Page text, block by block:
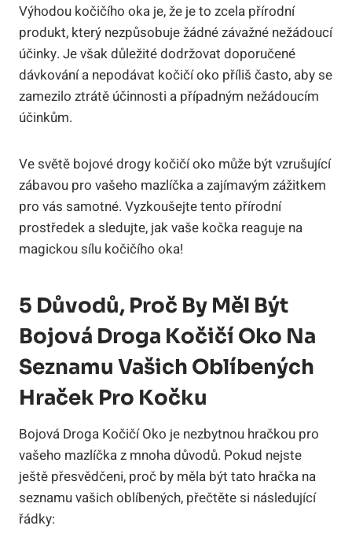
Výhodou kočičího oka je, že je to zcela přírodní
produkt, který nezpůsobuje žádné závažné nežádoucí
účinky. Je však důležité dodržovat doporučené
dávkování a nepodávat kočičí oko příliš často, aby se
zamezilo ztrátě účinnosti a případným nežádoucím
účinkům.
Ve světě bojové drogy kočičí oko může být vzrušující
zábavou pro vašeho mazlíčka a zajímavým zážitkem
pro vás samotné. Vyzkoušejte tento přírodní
prostředek a sledujte, jak vaše kočka reaguje na
magickou sílu kočičího oka!
5 Důvodů, Proč By Měl Být
Bojová Droga Kočičí Oko Na
Seznamu Vašich Oblíbených
Hraček Pro Kočku
Bojová Droga Kočičí Oko je nezbytnou hračkou pro
vašeho mazlíčka z mnoha důvodů. Pokud nejste
ještě přesvědčeni, proč by měla být tato hračka na
seznamu vašich oblíbených, přečtěte si následující
řádky: